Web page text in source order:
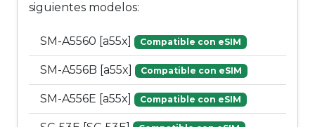
siguientes modelos:
SM-A5560 [a55x] Compatible con eSIM
SM-A556B [a55x] Compatible con eSIM
SM-A556E [a55x] Compatible con eSIM